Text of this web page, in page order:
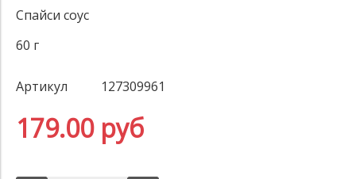
Спайси соус
60 г
Артикул 127309961
179.00 руб